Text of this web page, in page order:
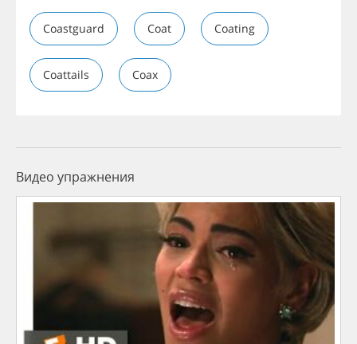
Coastguard Coat Coating
Coattails Coax
Видео упражнения